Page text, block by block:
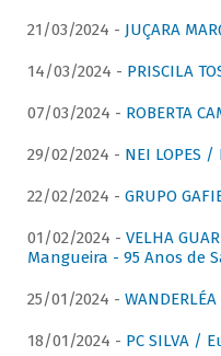
21/03/2024 - JUÇARA
14/03/2024 - PRISCILA
07/03/2024 - ROBERTA
29/02/2024 - NEI LOPES
22/02/2024 - GRUPO
01/02/2024 - VELHA
Mangueira - 95 Anos de
25/01/2024 -
18/01/2024 - PC SILVA /